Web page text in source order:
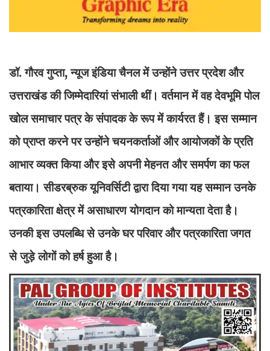
डॉ. गौरव गुप्ता, न्यूज इंडिया चैनल में उन्होंने उत्तर प्रदेश और
उत्तराखंड की जिम्मेदारियां संभाली थीं। वर्तमान में वह देवभूमि पोल
खोल समाचार पत्र के संपादक के रूप में कार्यरत हैं। इस सम्मान
को प्राप्त करने पर उन्होंने चयनकर्ताओं और आयोजकों के प्रति
आभार व्यक्त किया और इसे अपनी मेहनत और समर्पण का फल
बताया। सीडरब्रुक यूनिवर्सिटी द्वारा दिया गया यह सम्मान उनके
पत्रकारिता क्षेत्र में असाधारण योगदान को मान्यता देता है।
उनकी इस उपलब्धि से उनके घर परिवार और पत्रकारिता जगत
से जुड़े लोगों को हर्ष हुआ है।